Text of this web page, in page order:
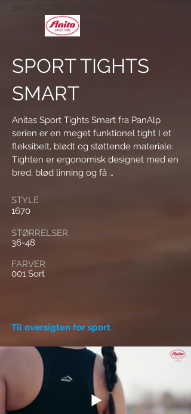
SHOWROOM SKODSBORG
SPORT TIGHTS
SMART
Anitas Sport Tights Smart fra PanAlp
serien er en meget funktionel tight I et
fleksibelt, blødt og støttende materiale.
Tighten er ergonomisk designet med en
bred, blød linning og få
har funktionelle lommer på siderne og
laserskårne afsluttende kanter forneden
sømme.
80% Polyamid, 20% Elastan
STYLE
1670
STØRRELSER
36-48
FARVER
001 Sort
Til oversigten for sport